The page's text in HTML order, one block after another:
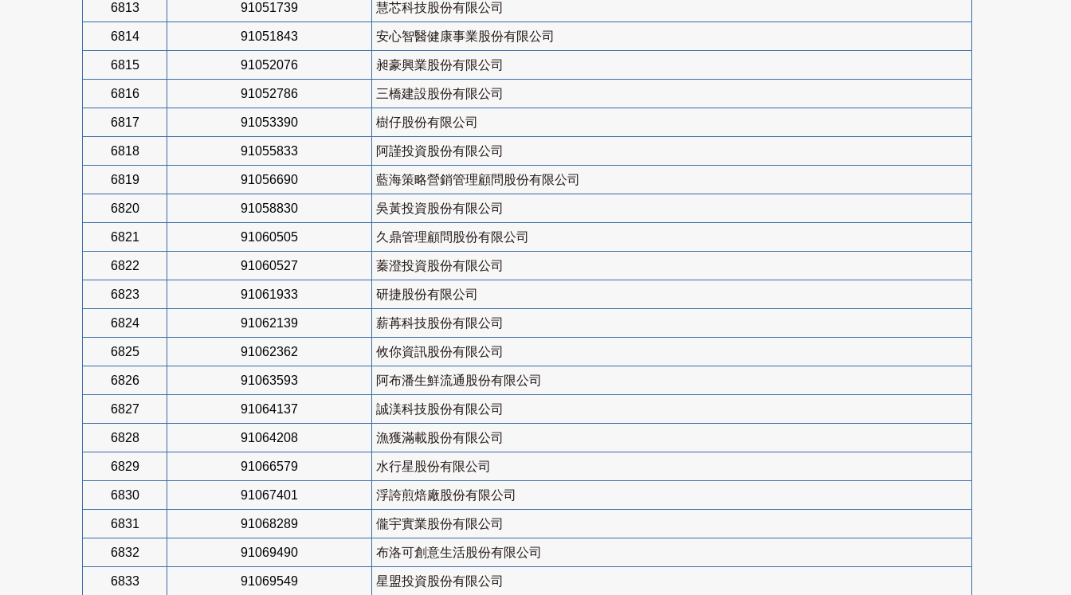
6813 91051739 慧芯科技股份有限公司
6814 91051843 安心智醫健康事業股份有限公司
6815 91052076 昶豪興業股份有限公司
6816 91052786 三橋建設股份有限公司
6817 91053390 樹仔股份有限公司
6818 91055833 阿謹投資股份有限公司
6819 91056690 藍海策略營銷管理顧問股份有限公司
6820 91058830 吳黃投資股份有限公司
6821 91060505 久鼎管理顧問股份有限公司
6822 91060527 蓁澄投資股份有限公司
6823 91061933 研捷股份有限公司
6824 91062139 薪苒科技股份有限公司
6825 91062362 攸你資訊股份有限公司
6826 91063593 阿布潘生鮮流通股份有限公司
6827 91064137 誠渼科技股份有限公司
6828 91064208 漁獲滿載股份有限公司
6829 91066579 水行星股份有限公司
6830 91067401 浮誇煎焙廠股份有限公司
6831 91068289 儱宇實業股份有限公司
6832 91069490 布洛可創意生活股份有限公司
6833 91069549 星盟投資股份有限公司